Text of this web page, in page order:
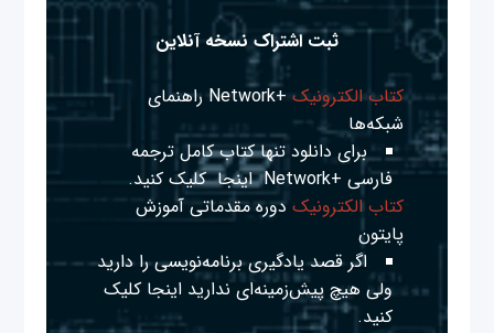
ثبت اشتراک نسخه آنلاین
کتاب الکترونیک
+Network راهنمای
شبکه‌ها
برای دانلود تنها کتاب کامل ترجمه
فارسی +Network
اینجا کلیک کنید.
کتاب الکترونیک دوره مقدماتی آموزش
پایتون
اگر قصد یادگیری برنامه‌نویسی را دارید
ولی هیچ پیش‌زمینه‌ای نداریداینجا کلیک
کنید.